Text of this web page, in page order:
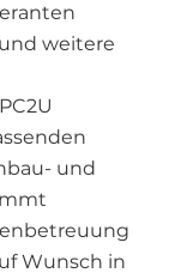
weitere
und
Wunsch in